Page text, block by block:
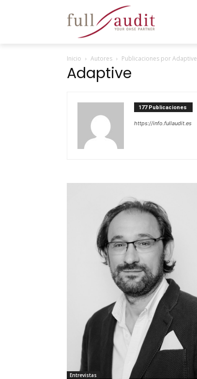
Inicio Autores Publicaciones por Adaptive
Adaptive
177 Publicaciones
https://info.fullaudit.es
Entrevistas